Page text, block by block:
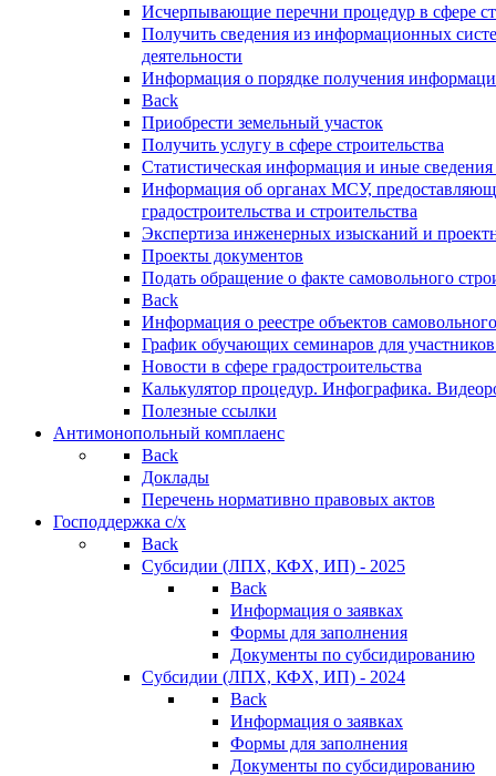
Исчерпывающие перечни процедур в сфере
Получить сведения из информационных
деятельности
Информация о порядке получения
Back
Приобрести земельный участок
Получить услугу в сфере строительства
Статистическая информация и иные сведения
Информация об органах МСУ,
градостроительства и строительства
Экспертиза инженерных изысканий и
Проекты документов
Подать обращение о факте самовольного
Back
Информация о реестре объектов
График обучающих семинаров для участников
Новости в сфере градостроительства
Калькулятор процедур. Инфографика.
Полезные ссылки
Антимонопольный комплаенс
Back
Доклады
Перечень нормативно правовых актов
Господдержка с/х
Back
Субсидии (ЛПХ, КФХ, ИП) - 2025
Back
Информация о заявках
Формы для заполнения
Документы по субсидированию
Субсидии (ЛПХ, КФХ, ИП) - 2024
Back
Информация о заявках
Формы для заполнения
Документы по субсидированию